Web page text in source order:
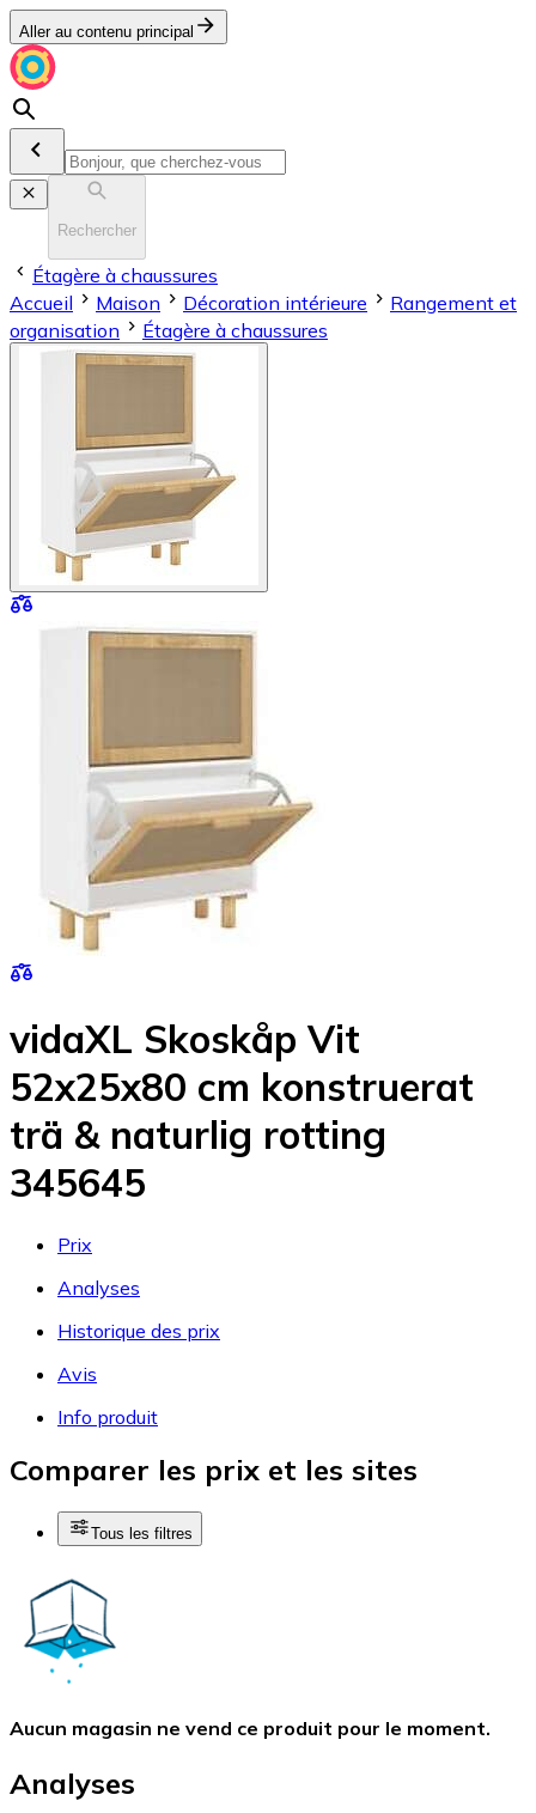
Aller au contenu principal
Rechercher
Étagère à chaussures
Accueil
Maison Décoration intérieure
Rangement et
organisation
Étagère à chaussures
vidaXL Skoskåp Vit
52x25x80 cm konstruerat
trä & naturlig rotting
345645
Prix
Analyses
Historique des prix
Avis
Info produit
Comparer les prix et les sites
Tous les filtres
Aucun magasin ne vend ce produit pour le moment.
Analyses